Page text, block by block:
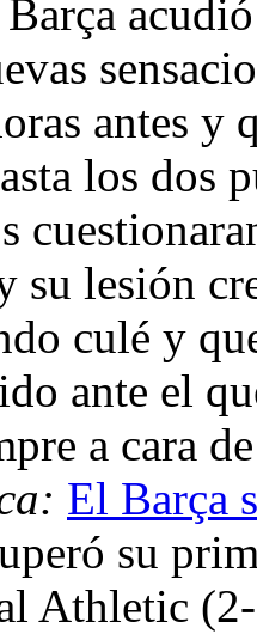
antes y
los dos
su lesión
culé y
ante el
a cara
El Barça
su
Athletic